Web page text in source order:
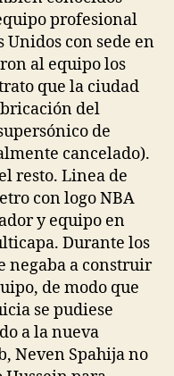
profesional
Unidos con sede en
al equipo los
que la ciudad
del
de
cancelado).
resto. Linea de
con logo NBA
y equipo en
Durante los
negaba a construir
de modo que
se pudiese
a la nueva
Neven Spahija no